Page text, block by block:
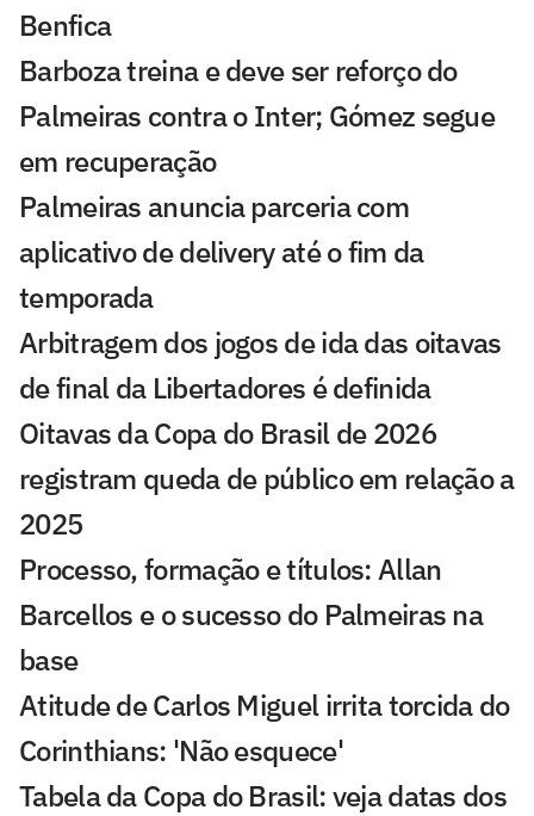
Benfica
Barboza treina e deve ser reforço do
Palmeiras contra o Inter; Gómez segue
em recuperação
Palmeiras anuncia parceria com
aplicativo de delivery até o fim da
temporada
Arbitragem dos jogos de ida das oitavas
de final da Libertadores é definida
Oitavas da Copa do Brasil de 2026
registram queda de público em relação a
2025
Processo, formação e títulos: Allan
Barcellos e o sucesso do Palmeiras na
base
Atitude de Carlos Miguel irrita torcida do
Corinthians: 'Não esquece'
Tabela da Copa do Brasil: veja datas dos